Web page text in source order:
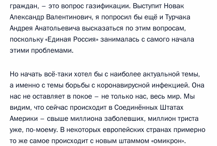
граждан, – это вопрос газификации. Выступит Новак
Александр Валентинович, я попросил бы ещё и Турчака
Андрея Анатольевича высказаться по этим вопросам,
поскольку «Единая Россия» занималась с самого начала
этими проблемами.
Но начать всё-таки хотел бы с наиболее актуальной темы,
а именно с темы борьбы с коронавирусной инфекцией. Она
нас не оставляет в покое – не только нас, весь мир. Мы
видим, что сейчас происходит в Соединённых Штатах
Америки – свыше миллиона заболевших, миллион триста
уже, по-моему. В некоторых европейских странах примерно
то же самое происходит с новым штаммом «омикрон».